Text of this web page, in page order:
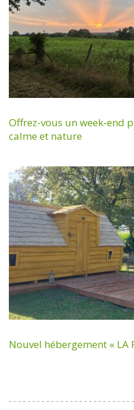
Offrez-vous un week-end
calme et nature
Nouvel hébergement « LA